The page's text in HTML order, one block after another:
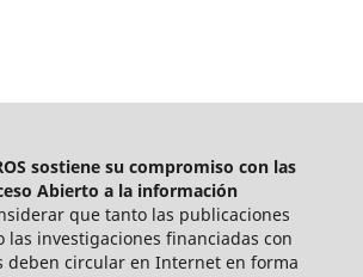
sostiene su compromiso con las
Abierto a la información
que tanto las publicaciones
las investigaciones financiadas con
deben circular en Internet en forma